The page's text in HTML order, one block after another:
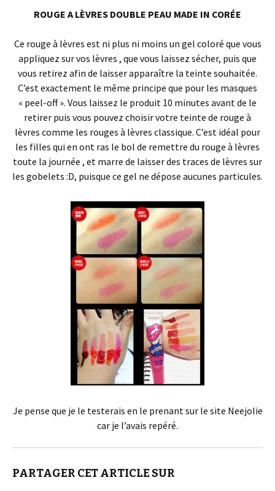
ROUGE A LÈVRES DOUBLE PEAU MADE IN CORÉE
Ce rouge à lèvres est ni plus ni moins un gel coloré que vous
appliquez sur vos lèvres , que vous laissez sécher, puis que
vous retirez afin de laisser apparaître la teinte souhaitée.
C’est exactement le même principe que pour les masques
« peel-off ». Vous laissez le produit 10 minutes avant de le
retirer puis vous pouvez choisir votre teinte de rouge à
lèvres comme les rouges à lèvres classique. C’est idéal pour
les filles qui en ont ras le bol de remettre du rouge à lèvres
toute la journée , et marre de laisser des traces de lèvres sur
les gobelets :D, puisque ce gel ne dépose aucunes particules.
Je pense que je le testerais en le prenant sur le site Neejolie
car je l’avais repéré.
PARTAGER CET ARTICLE SUR